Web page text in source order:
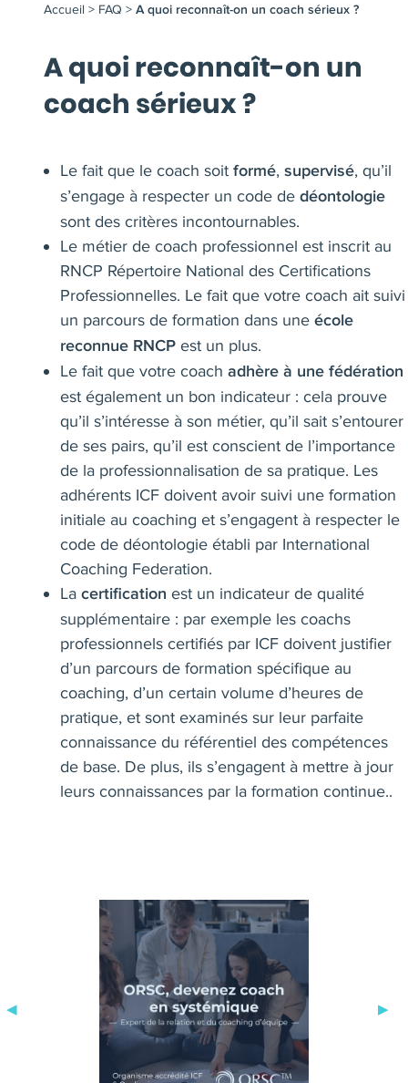
Accueil > FAQ > A quoi reconnaît-on un coach sérieux ?
A quoi reconnaît-on un
coach sérieux ?
Le fait que le coach soit formé, supervisé, qu’il
s’engage à respecter un code de déontologie
sont des critères incontournables.
Le métier de coach professionnel est inscrit au
RNCP Répertoire National des Certifications
Professionnelles. Le fait que votre coach ait suivi
un parcours de formation dans une école
reconnue RNCP est un plus.
Le fait que votre coach adhère à une fédération
est également un bon indicateur : cela prouve
qu’il s’intéresse à son métier, qu’il sait s’entourer
de ses pairs, qu’il est conscient de l’importance
de la professionnalisation de sa pratique. Les
adhérents ICF doivent avoir suivi une formation
initiale au coaching et s’engagent à respecter le
code de déontologie établi par International
Coaching Federation.
La certification est un indicateur de qualité
supplémentaire : par exemple les coachs
professionnels certifiés par ICF doivent justifier
d’un parcours de formation spécifique au
coaching, d’un certain volume d’heures de
pratique, et sont examinés sur leur parfaite
connaissance du référentiel des compétences
de base. De plus, ils s’engagent à mettre à jour
leurs connaissances par la formation continue..